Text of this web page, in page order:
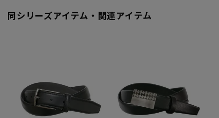
同シリーズアイテム・関連アイテム